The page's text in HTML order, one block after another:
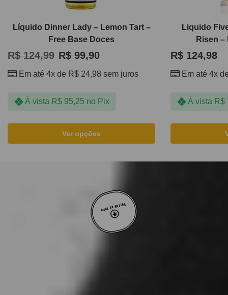
Líquido Dinner Lady – Lemon Tart –
Free Base Doces
R$124,99 R$ 99,90
Em até 4x de R$ 24,98 sem juros
À vista R$95,25 no Pix
Ver opções
Liquido
Risen –
R$ 124,98
Em até 4x
À vista R$
VOLTAR AO TOPO